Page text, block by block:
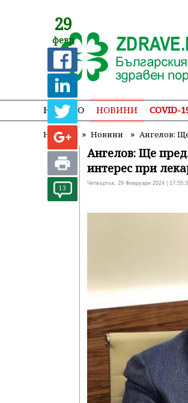
НАЧАЛО НОВИНИ COVID-
Начало » Новини » Ангелов:
29
февр
13
Ангелов: Ще
интерес при
Четвъртък, 29 Февруари 2024 |